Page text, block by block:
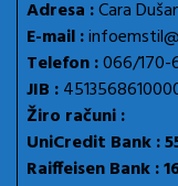
Adresa :Cara
E-mail :
Telefon :066/170-
JIB :
Žiro računi :
UniCredit Bank :
Raiffeisen Bank :